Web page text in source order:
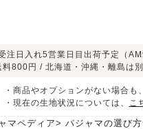
レディースパジャマ
生地で
さがす
リネン・麻
目的別で
さがす
デ
半袖
注日入れ5営業日目出荷予定（
料800円 / 北海道・沖縄・離島は
・商品やオプションがない場合も
・現在の生地状況については、
こ
マペディア パジャマの選び